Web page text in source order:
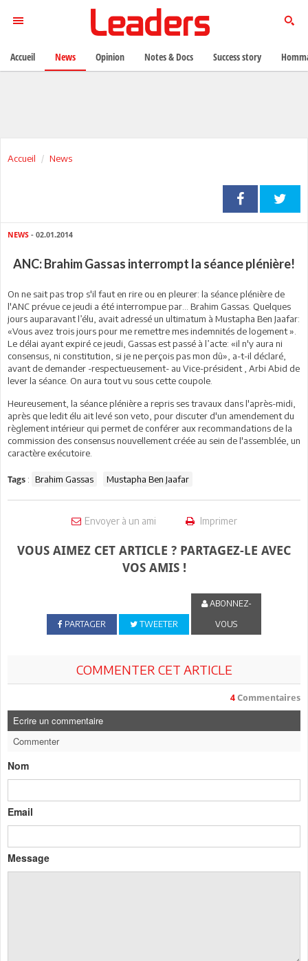
Accueil News
NEWS - 02.01.2014
ANC: Brahim Gassas interrompt la séance plénière!
On ne sait pas trop s'il faut en rire ou en pleurer: la séance plénière de
l'ANC prévue ce jeudi a été interrompue par... Brahim Gassas. Quelques
jours auparavant l’élu, avait adressé un ultimatum à Mustapha Ben Jaafar:
«Vous avez trois jours pour me remettre mes indemnités de logement ».
Le délai ayant expiré ce jeudi, Gassas est passé à l’acte: «il n'y aura ni
consensus, ni constitution, si je ne perçois pas mon dû», a-t-il déclaré,
avant de demander -respectueusement- au Vice-président , Arbi Abid de
lever la séance. On aura tout vu sous cette coupole.
Heureusement, la séance plénière a repris ses travaux dans l'après-midi,
après que ledit élu ait levé son veto, pour discuter d'un amendement du
règlement intérieur qui permet de conférer aux recommandations de la
commission des consensus nouvellement créée au sein de l'assemblée, un
caractère exécutoire.
Tags : Brahim Gassas Mustapha Ben Jaafar
Envoyer à un ami Imprimer
VOUS AIMEZ CET ARTICLE ? PARTAGEZ-LE AVEC
VOS AMIS !
PARTAGER TWEETER
ABONNEZ-
VOUS
COMMENTER CET ARTICLE
4 Commentaires
Ecrire un commentaire
Commenter
Nom
Email
Message
Accueil News Opinion Notes & Docs Success story